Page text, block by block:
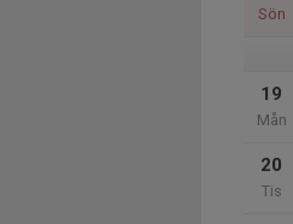
Sön
19
Mån
20
Tis